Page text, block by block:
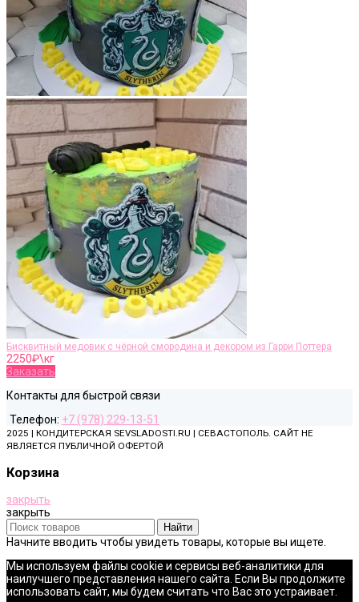
Бисквитный медовик с чёрной смородина и декором из Гарри Поттера
2250₽\кг
Заказать
Контакты для быстрой связи
Телефон: +7 (978) 229-13-51
2025 | КОНДИТЕРСКАЯ SEVSLADOSTI.RU | СЕВАСТОПОЛЬ. САЙТ НЕ
ЯВЛЯЕТСЯ ПУБЛИЧНОЙ ОФЕРТОЙ
Корзина
закрыть
закрыть
Найти
Начните вводить чтобы увидеть товары, которые вы ищете.
Мы используем файлы cookie и сервисы веб-аналитики для
наилучшего представления нашего сайта. Если Вы продолжите
использовать сайт, мы будем считать что Вас это устраивает.